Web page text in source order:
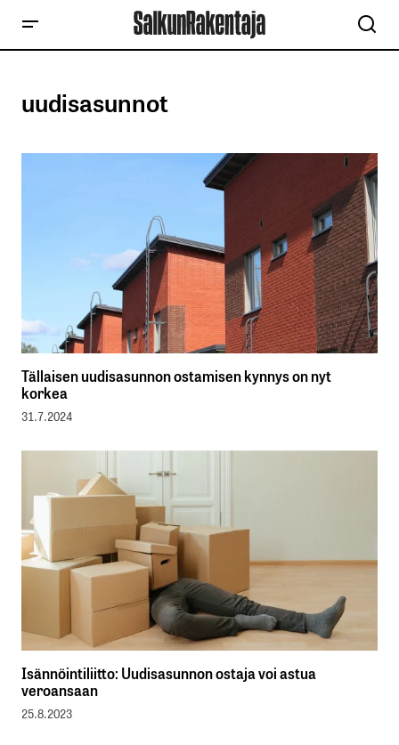
uudisasunnot
Tällaisen uudisasunnon ostamisen kynnys on nyt
korkea
31.7.2024
Isännöintiliitto: Uudisasunnon ostaja voi astua
veroansaan
25.8.2023